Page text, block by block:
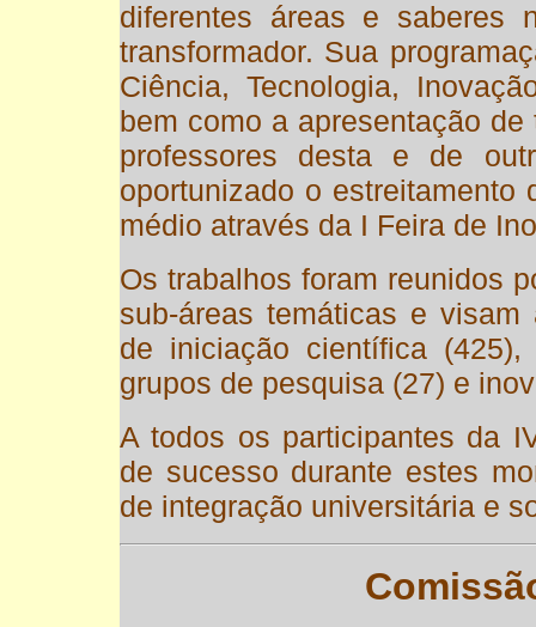
diferentes áreas e saberes
transformador. Sua
Ciência, Tecnologia,
bem como a apresentação
professores desta e de
oportunizado o
médio através da I Feira de
Os trabalhos foram reunidos
sub-áreas temáticas e
de iniciação científica (425),
grupos de pesquisa (27) e
A todos os participantes da
de sucesso durante estes
de integração universitária e